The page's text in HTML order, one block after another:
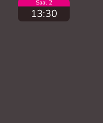
Saal 2
13:30